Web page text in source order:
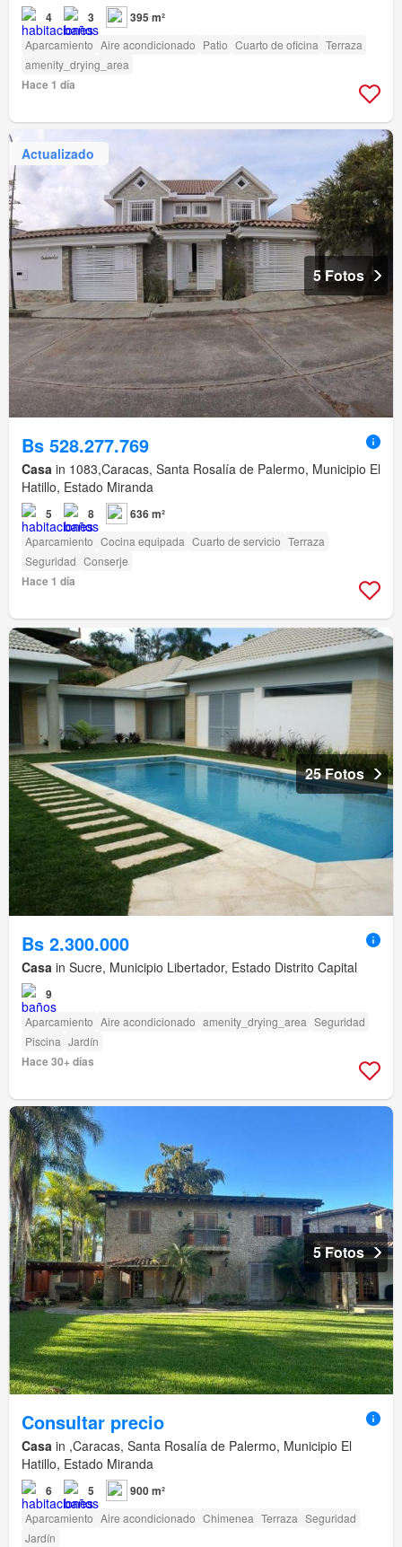
4 3 395 m²
Aparcamiento Aire acondicionado Patio Cuarto de oficina Terraza
amenity_drying_area
Hace 1 día
Actualizado
5 Fotos
Bs 528.277.769
Casa in 1083,Caracas, Santa Rosalía de Palermo, Municipio El
Hatillo, Estado Miranda
5 8 636 m²
Aparcamiento Cocina equipada Cuarto de servicio Terraza
Seguridad Conserje
Hace 1 día
25 Fotos
Bs 2.300.000
Casa in Sucre, Municipio Libertador, Estado Distrito Capital
9
Aparcamiento Aire acondicionado amenity_drying_area Seguridad
Piscina Jardín
Hace 30+ días
5 Fotos
Consultar precio
Casa in ,Caracas, Santa Rosalía de Palermo, Municipio El
Hatillo, Estado Miranda
6 5 900 m²
Aparcamiento Aire acondicionado Chimenea Terraza Seguridad
Jardín